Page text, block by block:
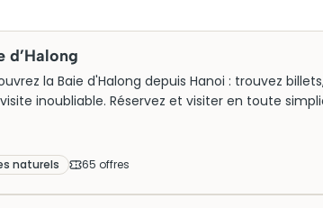
d’Halong
la Baie d'Halong depuis Hanoi : trouvez
inoubliable. Réservez et visiter en toute
naturels 65 offres